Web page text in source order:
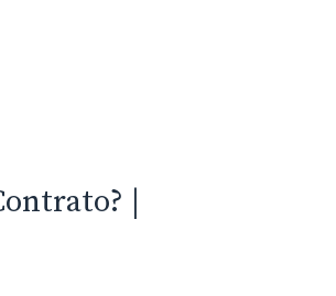
|